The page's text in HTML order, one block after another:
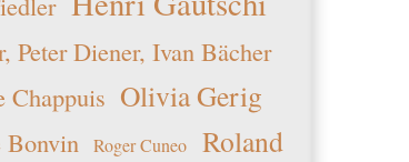
Peter Diener, Ivan Bächer
Chappuis Olivia Gerig
Bonvin Roger Cuneo
Roland